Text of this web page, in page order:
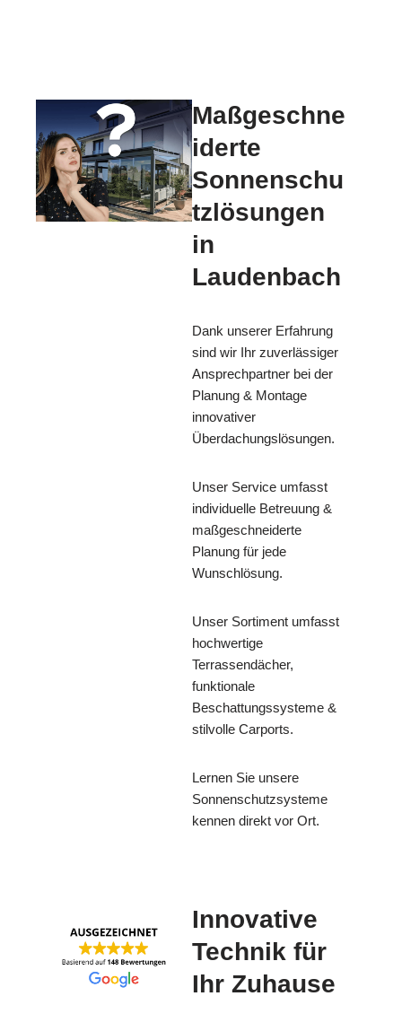
Maßgeschne
iderte
Sonnenschu
tzlösungen
in
Laudenbach
Dank unserer Erfahrung
sind wir Ihr zuverlässiger
Ansprechpartner bei der
Planung & Montage
innovativer
Überdachungslösungen.
Unser Service umfasst
individuelle Betreuung &
maßgeschneiderte
Planung für jede
Wunschlösung.
Unser Sortiment umfasst
hochwertige
Terrassendächer,
funktionale
Beschattungssysteme &
stilvolle Carports.
Lernen Sie unsere
Sonnenschutzsysteme
kennen direkt vor Ort.
Innovative
Technik für
Ihr Zuhause